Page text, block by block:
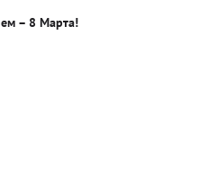
– 8 Марта!